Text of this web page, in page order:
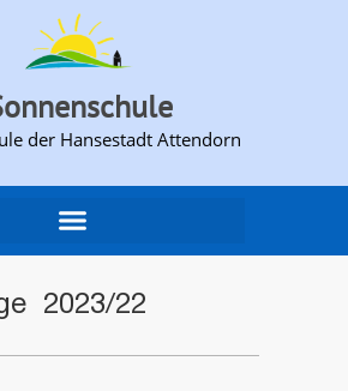
der Hansestadt Attendorn​
2023/22